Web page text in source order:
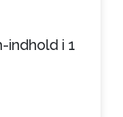
indhold i 1